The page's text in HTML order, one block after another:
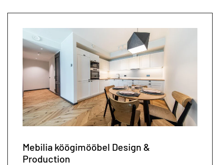
Mebilia köögimööbel Design &
Production